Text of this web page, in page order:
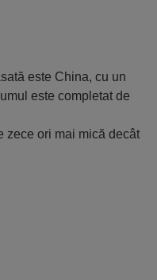
este China, cu un
este completat de
zece ori mai mică decât